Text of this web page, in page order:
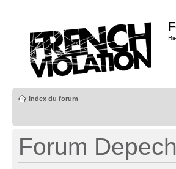
Index du forum
Forum